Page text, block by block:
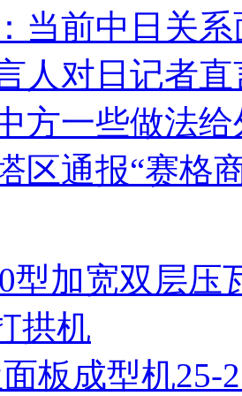
当前中日关
人对日记者
方一些做法
区通报“赛格
型加宽双层压
拱机
板成型机25-